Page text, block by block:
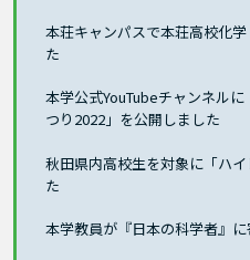
本荘キャンパスで本荘高校化
た
本学公式YouTubeチャンネル
つり2022」を公開しました
秋田県内高校生を対象に「ハ
た
本学教員が『日本の科学者』